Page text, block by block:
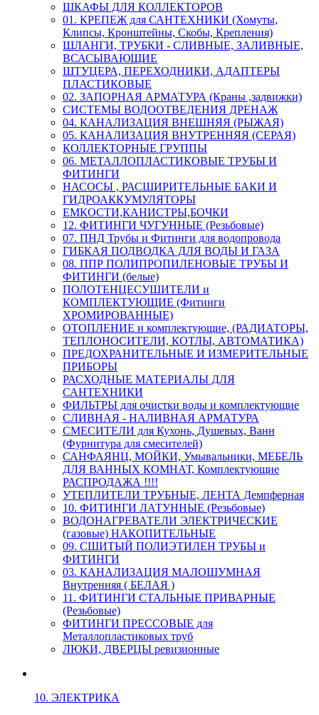
ШКАФЫ ДЛЯ КОЛЛЕКТОРОВ
01. КРЕПЕЖ для САНТЕХНИКИ (Хомуты,
Клипсы, Кронштейны, Скобы, Крепления)
ШЛАНГИ, ТРУБКИ - СЛИВНЫЕ, ЗАЛИВНЫЕ,
ВСАСЫВАЮЩИЕ
ШТУЦЕРА, ПЕРЕХОДНИКИ, АДАПТЕРЫ
ПЛАСТИКОВЫЕ
02. ЗАПОРНАЯ АРМАТУРА (Краны ,задвижки)
СИСТЕМЫ ВОДООТВЕДЕНИЯ ДРЕНАЖ
04. КАНАЛИЗАЦИЯ ВНЕШНЯЯ (РЫЖАЯ)
05. КАНАЛИЗАЦИЯ ВНУТРЕННЯЯ (СЕРАЯ)
КОЛЛЕКТОРНЫЕ ГРУППЫ
06. МЕТАЛЛОПЛАСТИКОВЫЕ ТРУБЫ И
ФИТИНГИ
НАСОСЫ , РАСШИРИТЕЛЬНЫЕ БАКИ И
ГИДРОАККУМУЛЯТОРЫ
ЕМКОСТИ,КАНИСТРЫ,БОЧКИ
12. ФИТИНГИ ЧУГУННЫЕ (Резьбовые)
07. ПНД Трубы и Фитинги для водопровода
ГИБКАЯ ПОДВОДКА ДЛЯ ВОДЫ И ГАЗА
08. ППР ПОЛИПРОПИЛЕНОВЫЕ ТРУБЫ И
ФИТИНГИ (белые)
ПОЛОТЕНЦЕСУШИТЕЛИ и
КОМПЛЕКТУЮЩИЕ (Фитинги
ХРОМИРОВАННЫЕ)
ОТОПЛЕНИЕ и комплектующие, (РАДИАТОРЫ,
ТЕПЛОНОСИТЕЛИ, КОТЛЫ, АВТОМАТИКА)
ПРЕДОХРАНИТЕЛЬНЫЕ И ИЗМЕРИТЕЛЬНЫЕ
ПРИБОРЫ
РАСХОДНЫЕ МАТЕРИАЛЫ ДЛЯ
САНТЕХНИКИ
ФИЛЬТРЫ для очистки воды и комплектующие
СЛИВНАЯ - НАЛИВНАЯ АРМАТУРА
СМЕСИТЕЛИ для Кухонь, Душевых, Ванн
(Фурнитура для смесителей)
САНФАЯНЦ, МОЙКИ, Умывальники, МЕБЕЛЬ
ДЛЯ ВАННЫХ КОМНАТ, Комплектующие
РАСПРОДАЖА !!!!
УТЕПЛИТЕЛИ ТРУБНЫЕ, ЛЕНТА Демпферная
10. ФИТИНГИ ЛАТУННЫЕ (Резьбовые)
ВОДОНАГРЕВАТЕЛИ ЭЛЕКТРИЧЕСКИЕ
(газовые) НАКОПИТЕЛЬНЫЕ
09. СШИТЫЙ ПОЛИЭТИЛЕН ТРУБЫ и
ФИТИНГИ
03. КАНАЛИЗАЦИЯ МАЛОШУМНАЯ
Внутренняя ( БЕЛАЯ )
11. ФИТИНГИ СТАЛЬНЫЕ ПРИВАРНЫЕ
(Резьбовые)
ФИТИНГИ ПРЕССОВЫЕ для
Металлопластиковых труб
ЛЮКИ, ДВЕРЦЫ ревизионные
10. ЭЛЕКТРИКА